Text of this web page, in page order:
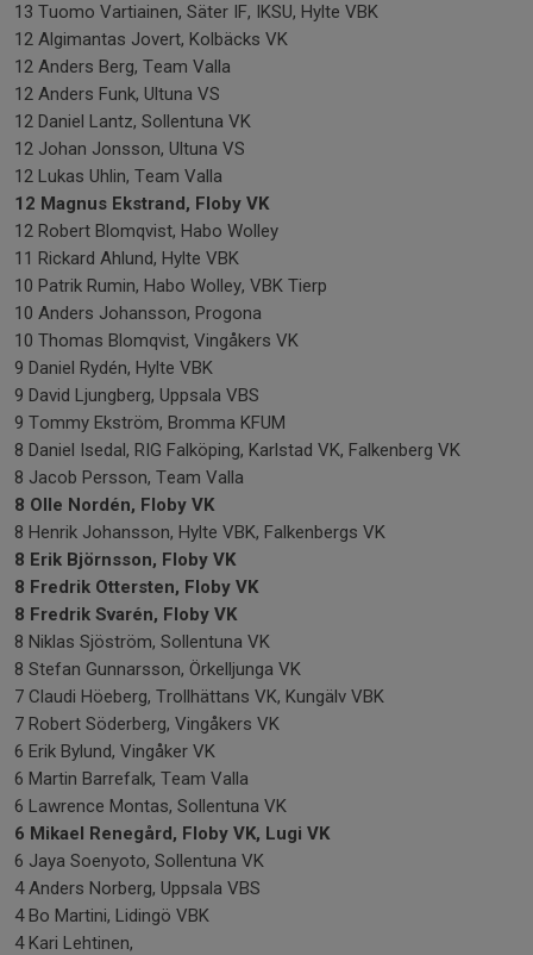
13 Tuomo Vartiainen, Säter IF, IKSU, Hylte VBK
12 Algimantas Jovert, Kolbäcks VK
12 Anders Berg, Team Valla
12 Anders Funk, Ultuna VS
12 Daniel Lantz, Sollentuna VK
12 Johan Jonsson, Ultuna VS
12 Lukas Uhlin, Team Valla
12 Magnus Ekstrand, Floby VK
12 Robert Blomqvist, Habo Wolley
11 Rickard Ahlund, Hylte VBK
10 Patrik Rumin, Habo Wolley, VBK Tierp
10 Anders Johansson, Progona
10 Thomas Blomqvist, Vingåkers VK
9 Daniel Rydén, Hylte VBK
9 David Ljungberg, Uppsala VBS
9 Tommy Ekström, Bromma KFUM
8 Daniel Isedal, RIG Falköping, Karlstad VK, Falkenberg VK
8 Jacob Persson, Team Valla
8 Olle Nordén, Floby VK
8 Henrik Johansson, Hylte VBK, Falkenbergs VK
8 Erik Björnsson, Floby VK
8 Fredrik Ottersten, Floby VK
8 Fredrik Svarén, Floby VK
8 Niklas Sjöström, Sollentuna VK
8 Stefan Gunnarsson, Örkelljunga VK
7 Claudi Höeberg, Trollhättans VK, Kungälv VBK
7 Robert Söderberg, Vingåkers VK
6 Erik Bylund, Vingåker VK
6 Martin Barrefalk, Team Valla
6 Lawrence Montas, Sollentuna VK
6 Mikael Renegård, Floby VK, Lugi VK
6 Jaya Soenyoto, Sollentuna VK
4 Anders Norberg, Uppsala VBS
4 Bo Martini, Lidingö VBK
4 Kari Lehtinen,